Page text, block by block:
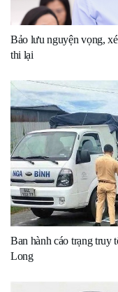
Bảo lưu nguyện vọng,
thi lại
Ban hành cáo trạng truy
Long